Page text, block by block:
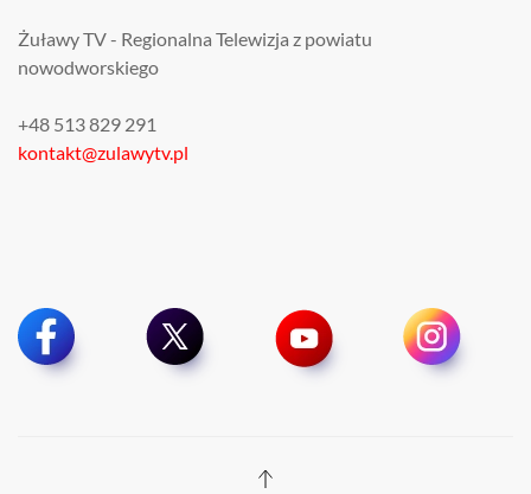
Żuławy TV - Regionalna Telewizja z powiatu
nowodworskiego
+48 513 829 291
kontakt@zulawytv.pl